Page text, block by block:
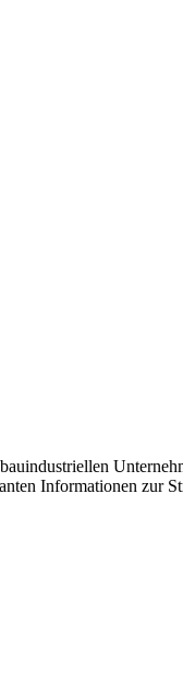
Informationen zur